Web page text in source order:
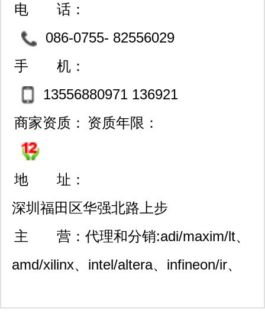
mail:
szyuanlid@szyuanlid.com.cn
我们会把报价、库存情况及交货日期等
信息第一时间传递到您的手上。
电 话：
086-0755- 82556029
/ 82532511
手 机：
13556880971 136921
80031
商家资质： 资质年限：
地 址：
深圳福田区华强北路上步
工业区鹏基上步工业厂房1
02栋西620
主 营： 代理和分销:adi/maxim/lt、
amd/xilinx、intel/altera、infineon/ir、